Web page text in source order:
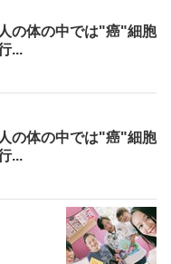
の体の中では"癌"細胞
...
の体の中では"癌"細胞
...